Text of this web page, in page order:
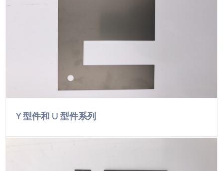
Y 型件和 U 型件系列